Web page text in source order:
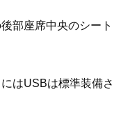
部座席中央のシート
はUSBは標準装備さ